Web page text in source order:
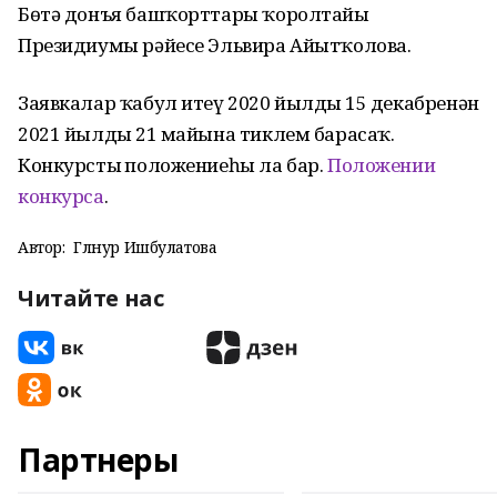
Бөтә донъя башҡорттары ҡоролтайы
Президиумы рәйесе Эльвира Айытҡолова.
Заявкалар ҡабул итеү 2020 йылдың 15 декабренән
2021 йылдың 21 майына тиклем барасаҡ.
Конкурстың положениеһы ла бар.Положении
конкурса.
Автор: Гөлнур Ишбулатова
Читайте нас
Партнеры